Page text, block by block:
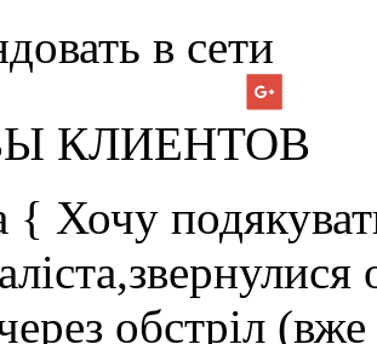
в сети
КЛИЕНТОВ
{ Хочу
обстріл